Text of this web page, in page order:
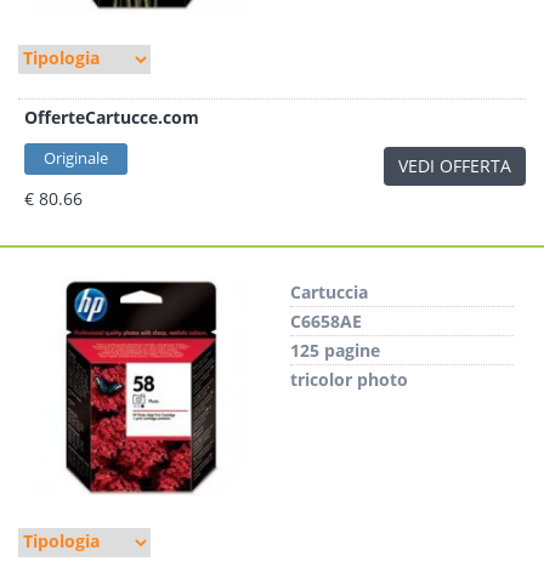
OfferteCartucce.com
Originale
€ 80.66
VEDI OFFERTA
Cartuccia
C6658AE
125 pagine
tricolor photo